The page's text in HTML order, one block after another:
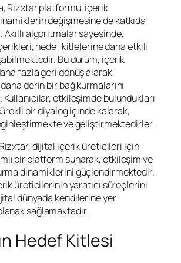
Rizxtar platformu, içerik
değişmesine de katkıda
Akıllı algoritmalar sayesinde,
hedef kitlelerine daha etkili
Bu durum, içerik
fazla geri dönüş alarak,
derin bir bağ kurmalarını
Kullanıcılar, etkileşimde bulundukları
bir diyalog içinde kalarak,
ve geliştirmektedirler.
dijital içerik üreticileri için
bir platform sunarak, etkileşim ve
dinamiklerini güçlendirmektedir.
üreticilerinin yaratıcı süreçlerini
dünyada kendilerine yer
sağlamaktadır.
Hedef Kitlesi